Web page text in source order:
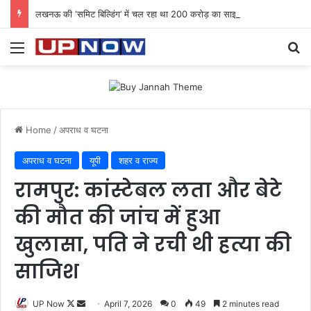
Menu
Home /अपराध व घटना
अपराध व घटना यूपी शहर व राज्य
रामपुर: कांस्टेबल लता और बेटे
की मौत की जांच में हुआ
खुलासा, पति ने रची थी हत्या की
साजिश
UP Now
Follow
SendApril 7, 2026 0 49 2 minutes read